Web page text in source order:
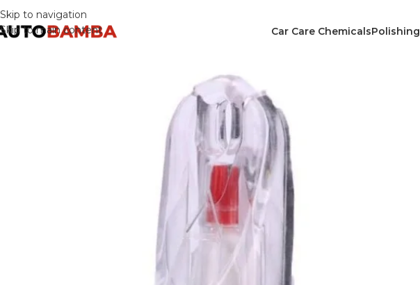
Skip to navigation
Skip to main content
Car Care ChemicalsPolishing